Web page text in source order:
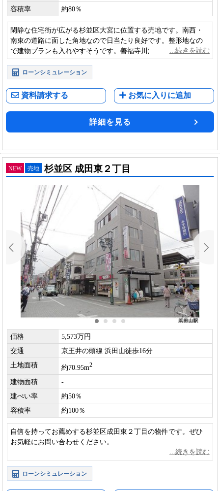
容積率
約80％
閑静な住宅街が広がる杉並区大宮に位置する売地です。南西・
南東の道路に面した角地なので日当たり良好です。整形地なの
で建物プランも入れやすそうです。善福寺川沿いに広がる公園
や緑地に囲まれた自然豊かな環境です。
ローンシミュレーション
資料請求する お気に入りに追加
詳細を見る
NEW 売地 杉並区 成田東２丁目
価格
5,573万円
交通
京王井の頭線 浜田山徒歩16分
土地面積
約70.95m2
建物面積
-
建ぺい率
約50％
容積率
約100％
自信を持ってお薦めする杉並区成田東２丁目の物件です。ぜひ
お気軽にお問い合わせください。
ローンシミュレーション